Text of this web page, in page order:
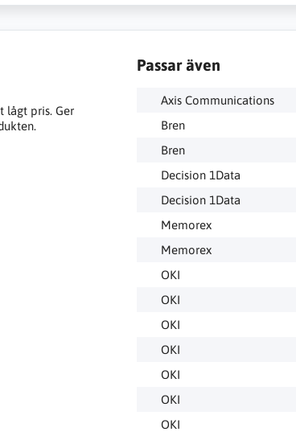
lågt pris. Ger
Passar även
Axis Communications
Bren
Bren
Decision 1Data
Decision 1Data
Memorex
Memorex
OKI
OKI
OKI
OKI
OKI
OKI
OKI